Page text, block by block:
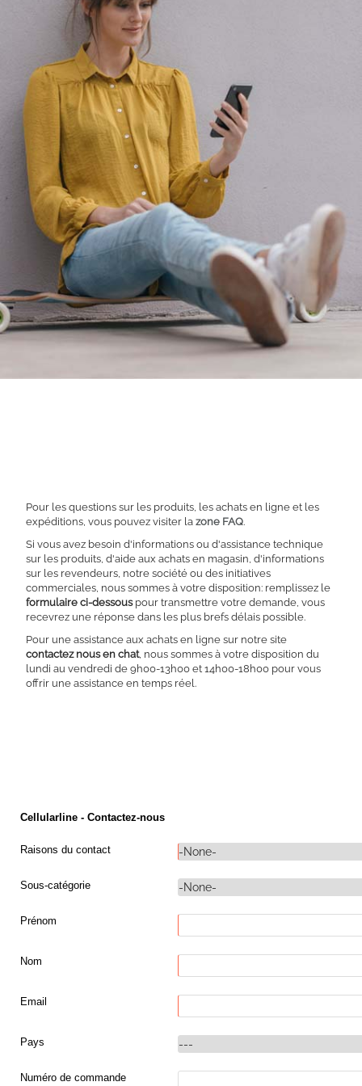
Pour les questions sur les produits, les achats en ligne et les
expéditions, vous pouvez visiter la zone FAQ.
Si vous avez besoin d'informations ou d'assistance technique
sur les produits, d'aide aux achats en magasin, d'informations
sur les revendeurs, notre société ou des initiatives
commerciales, nous sommes à votre disposition: remplissez le
formulaire ci-dessouspour transmettre votre demande, vous
recevrez une réponse dans les plus brefs délais possible.
Pour une assistance aux achats en ligne sur notre site
contactez nous en chat, nous sommes à votre disposition du
lundi au vendredi de 9h00-13h00 et 14h00-18h00 pour vous
offrir une assistance en temps réel.
Cellularline - Contactez-nous
Raisons du contact
Sous-catégorie
Prénom
Nom
Email
Pays
Numéro de commande